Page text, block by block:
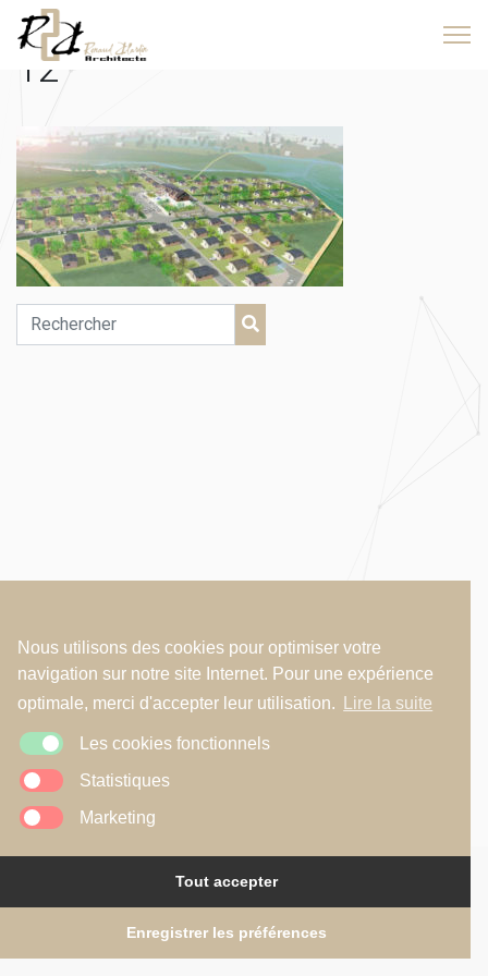
Nous utilisons des cookies pour optimiser votre
navigation sur notre site Internet. Pour une expérience
optimale, merci d'accepter leur utilisation.
Lire la suite
Les cookies fonctionnels
Statistiques
Marketing
Tout accepter
Enregistrer les préférences
2016-3.luzy.village.senior-
12
Copyright © 2026R2A - Renaud Alardin Architecte
Mentions légales•Politique de confidentialité•Politique de cookies
Website by
Illucom